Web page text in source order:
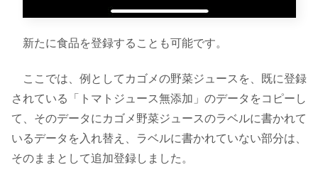
新たに食品を登録することも可能です。
ここでは、例としてカゴメの野菜ジュースを、既に登録
されている「トマトジュース無添加」のデータをコピーし
て、そのデータにカゴメ野菜ジュースのラベルに書かれて
いるデータを入れ替え、ラベルに書かれていない部分は、
そのままとして追加登録しました。